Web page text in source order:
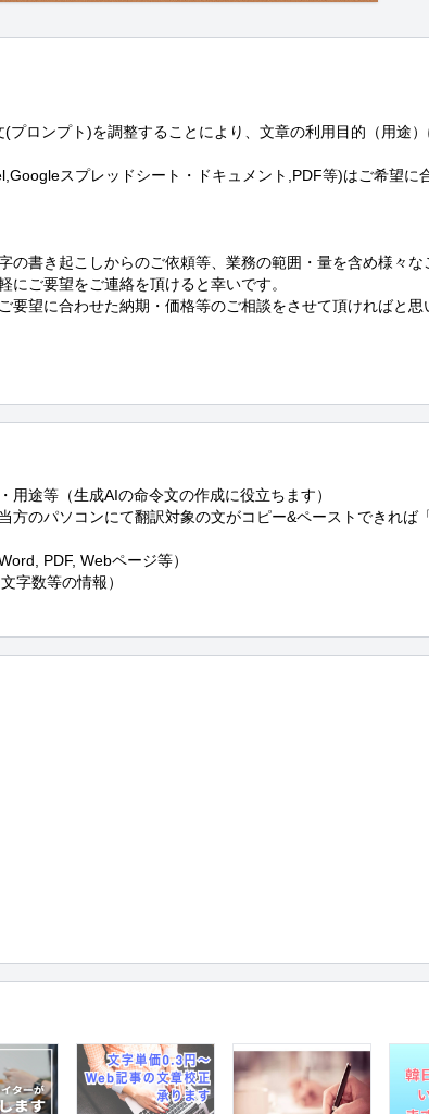
(プロンプト)を調整することにより、文章の利用目的（用途
スプレッドシート・ドキュメント,PDF等)はご希望に
の書き起こしからのご依頼等、業務の範囲・量を含め様々な
にご要望をご連絡を頂けると幸いです。
要望に合わせた納期・価格等のご相談をさせて頂ければと思
用途等（生成AIの命令文の作成に役立ちます）
方のパソコンにて翻訳対象の文がコピー&ペーストできれば
PDF, Webページ等）
字数等の情報）